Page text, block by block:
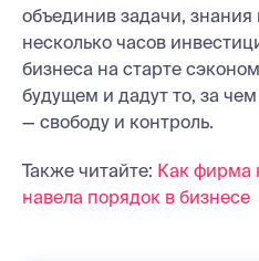
объединив задачи,
несколько часов
бизнеса на старте
будущем и дадут то, за
— свободу и контроль.
Также читайте: Как фирма
навела порядок в бизнесе